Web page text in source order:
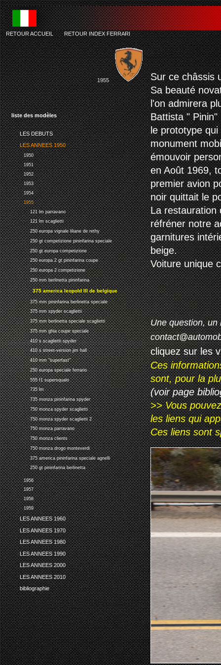
liste des modèles
LES DEBUTS
LES ANNEES 1950
1950
1951
1952
1953
1954
1955
121 lm parravano
121 lm scaglietti
250 europa vignale liliane de rethy
250 gt competizione pininfarina speciale
250 gt europa competizione
250 europa 2 gt pininfarina coupe
250 europa 2 competizione
250 mm berlinetta pininfarina
375 america leopold III de belgique
375 mm pininfarina berlinetta speciale
375 mm spyder scaglietti
375 mm berlinetta speciale scaglietti
375 mm ghia coupe speciale
410 s scaglietti spyder
410 s street-version jim hall
410 mm "superfast"
250 europa speciale ferrario
555 f1 supersqualo
735 lm
735 monza pininfarina spyder
750 monza spyder scaglietti
750 monza spyder scaglietti 2
750 monza parravano
750 monza clients
750 monza drogo monteverdi
375 america pininfarina speciale agnelli
250 gt pininfarina berlinetta
1956
1957
1958
1959
LES ANNEES 1960
LES ANNEES 1970
LES ANNEES 1980
LES ANNEES 1990
LES ANNEES 2000
LES ANNEES 2010
bibliographie
ferrari 375
RETOUR ACCUEIL-RETOUR INDEX FERRARI
1955
Sur ce châssis
Sa beauté
l'on admirera
Battista "
le prototype
monument
émouvoir
en Août 1969,
premier avion
noir quittait le
La restauration
réfréner notre
garnitures
beige.
Voiture unique
Une question, un
cliquez sur les
Ces
sont, pour la
(voir page
>> Vous
les liens qui
Ces liens sont